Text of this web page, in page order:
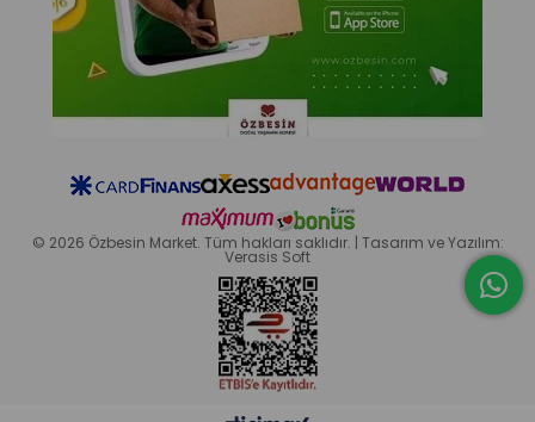
© 2026 Özbesin Market. Tüm hakları saklıdır. | Tasarım ve Yazılım:
Verasis Soft